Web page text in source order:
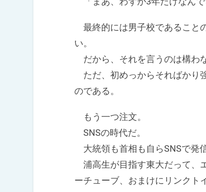
最終的には男子校であること
い。
だから、それを言うのは構わな
ただ、初めっからそればかり
のである。
もう一つ注文。
SNSの時代だ。
大統領も首相も自らSNSで発
浦高生が目指す東大だって、
ーチューブ、おまけにリンクト